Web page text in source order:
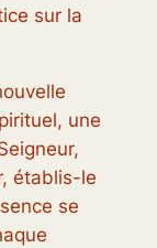
sur la
une
établis-le
se